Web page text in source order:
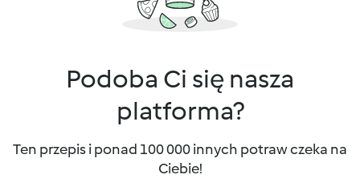
Podoba Ci się nasza
platforma?
Ten przepis i ponad 100 000 innych potraw czeka na
Ciebie!